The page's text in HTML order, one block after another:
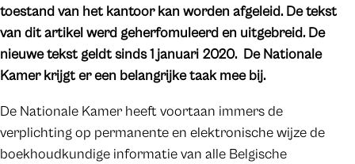
toestand van het kantoor kan worden afgeleid. De tekst
van dit artikel werd geherfomuleerd en uitgebreid. De
nieuwe tekst geldt sinds 1 januari 2020. De Nationale
Kamer krijgt er een belangrijke taak mee bij.
De Nationale Kamer heeft voortaan immers de
verplichting op permanente en elektronische wijze de
boekhoudkundige informatie van alle Belgische